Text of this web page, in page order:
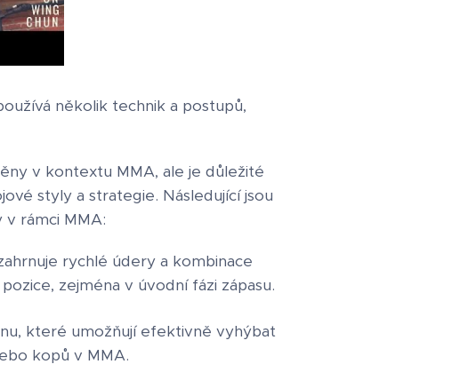
několik technik a postupů,
v kontextu MMA, ale je důležité
styly a strategie. Následující jsou
rámci MMA:
rychlé údery a kombinace
zejména v úvodní fázi zápasu.
které umožňují efektivně vyhýbat
kopů v MMA.